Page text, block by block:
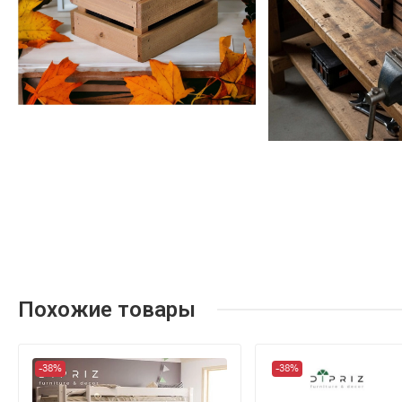
Похожие товары
-38% -38%